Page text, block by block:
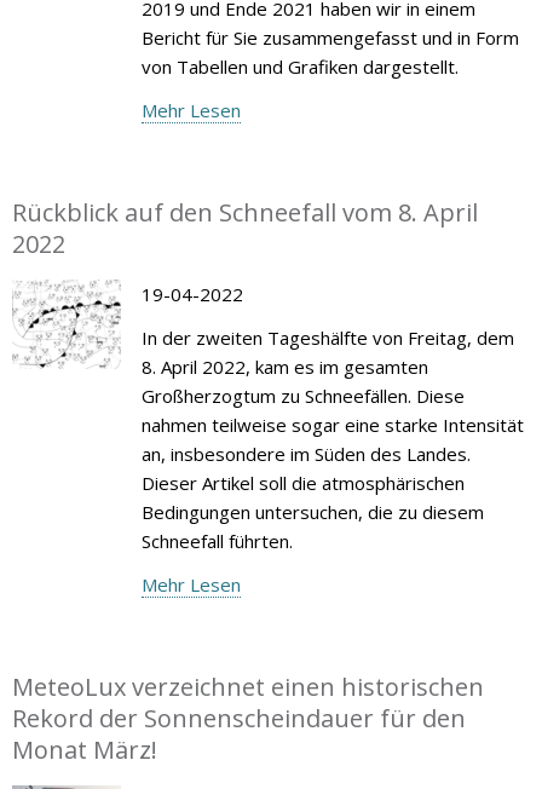
2019 und Ende 2021 haben wir in einem
Bericht für Sie zusammengefasst und in Form
von Tabellen und Grafiken dargestellt.
Mehr Lesen
Rückblick auf den Schneefall vom 8. April
2022
19-04-2022
In der zweiten Tageshälfte von Freitag, dem
8. April 2022, kam es im gesamten
Großherzogtum zu Schneefällen. Diese
nahmen teilweise sogar eine starke Intensität
an, insbesondere im Süden des Landes.
Dieser Artikel soll die atmosphärischen
Bedingungen untersuchen, die zu diesem
Schneefall führten.
Mehr Lesen
MeteoLux verzeichnet einen historischen
Rekord der Sonnenscheindauer für den
Monat März!